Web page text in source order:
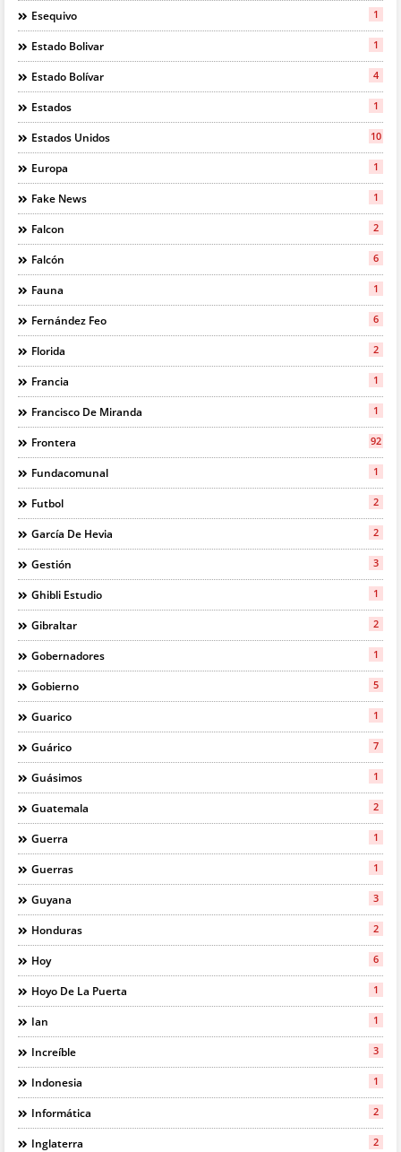
Esequivo 1
Estado Bolivar 1
Estado Bolívar 4
Estados 1
Estados Unidos 10
Europa 1
Fake News 1
Falcon 2
Falcón 6
Fauna 1
Fernández Feo 6
Florida 2
Francia 1
Francisco De Miranda 1
Frontera 92
Fundacomunal 1
Futbol 2
García De Hevia 2
Gestión 3
Ghibli Estudio 1
Gibraltar 2
Gobernadores 1
Gobierno 5
Guarico 1
Guárico 7
Guásimos 1
Guatemala 2
Guerra 1
Guerras 1
Guyana 3
Honduras 2
Hoy 6
Hoyo De La Puerta 1
Ian 1
Increíble 3
Indonesia 1
Informática 2
Inglaterra 2